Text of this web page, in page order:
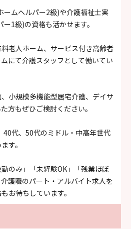
ームヘルパー2級)や介護福祉士実
1級)の資格も活かせます。
老人ホーム、サービス付き高齢者
にて介護スタッフとして働いてい
小規模多機能型居宅介護、デイサ
方もぜひご検討ください。
40代、50代のミドル・中高年世代
す。
のみ」「未経験OK」「残業ほぼ
護職のパート・アルバイト求人を
お待ちしています。